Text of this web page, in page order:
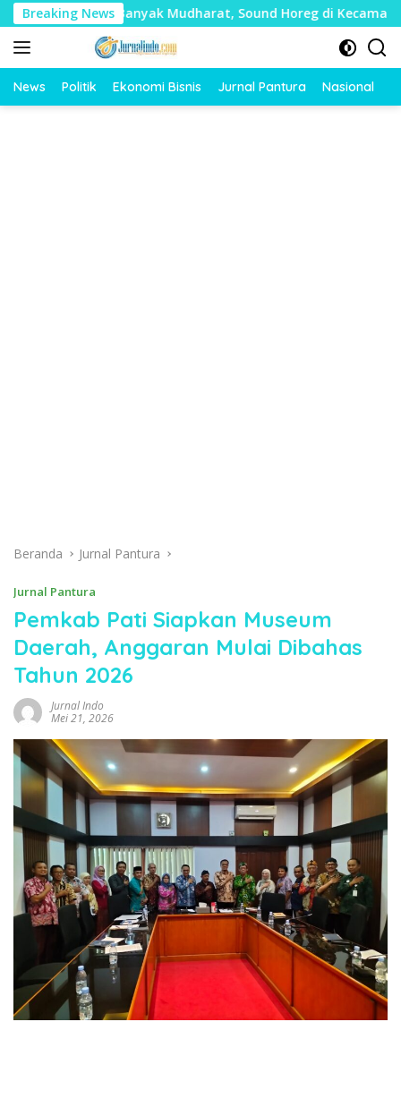
Langsung
ke
konten
Breaking News
Banyak Mudharat, Sound Horeg di Kecamatan Tayu
News Politik Ekonomi Bisnis Jurnal Pantura Nasional
Beranda Jurnal Pantura
Jurnal Pantura
Pemkab Pati Siapkan Museum
Daerah, Anggaran Mulai Dibahas
Tahun 2026
Jurnal Indo
Mei 21, 2026